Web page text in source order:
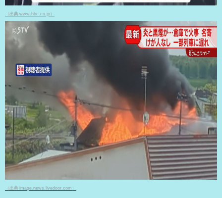
（出典 www.hbc.co.jp）
（出典 image.news.livedoor.com）